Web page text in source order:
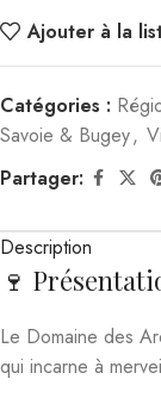
Ajouter à la
Catégories :
Savoie & Bugey,
Partager:
Description
🍷
Le Domaine des
qui incarne à